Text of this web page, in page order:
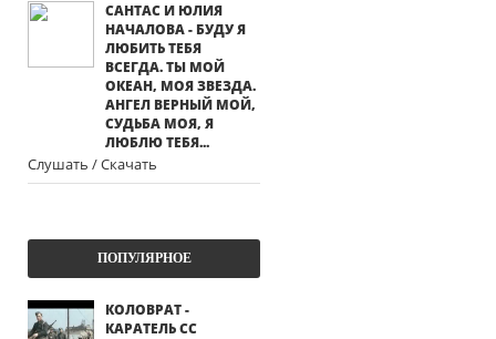
САНТАС И ЮЛИЯ
НАЧАЛОВА - БУДУ Я
ЛЮБИТЬ ТЕБЯ
ВСЕГДА. ТЫ МОЙ
ОКЕАН, МОЯ ЗВЕЗДА.
АНГЕЛ ВЕРНЫЙ МОЙ,
СУДЬБА МОЯ, Я
ЛЮБЛЮ ТЕБЯ...
Слушать / Скачать
ПОПУЛЯРНОЕ
КОЛОВРАТ -
КАРАТЕЛЬ СС